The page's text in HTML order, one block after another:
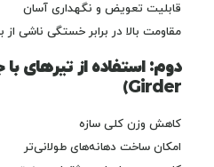
قابلیت تعویض و نگهداری آسان
مقاومت بالا در برابر خستگی ناشی از
Girder)
کاهش وزن کلی سازه
امکان ساخت دهانه‌های طولانی‌تر